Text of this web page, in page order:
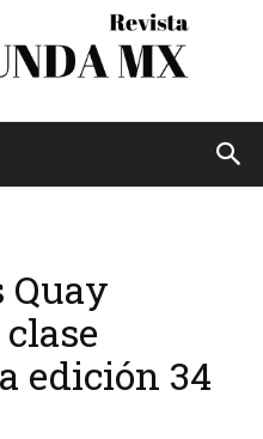
Quay
edición 34